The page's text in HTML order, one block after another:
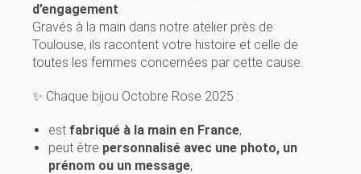
d’engagement.
Gravés à la main dans notre atelier près de
Toulouse, ils racontent votre histoire et celle de
toutes les femmes concernées par cette cause.
✨ Chaque bijou Octobre Rose 2025 :
est fabriqué à la main en France,
peut être personnalisé avec une photo, un
prénom ou un message,